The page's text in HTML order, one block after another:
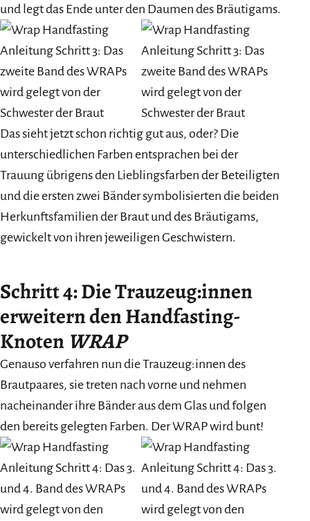
und legt das Ende unter den Daumen des Bräutigams.
Das sieht jetzt schon richtig gut aus, oder? Die
unterschiedlichen Farben entsprachen bei der
Trauung übrigens den Lieblingsfarben der Beteiligten
und die ersten zwei Bänder symbolisierten die beiden
Herkunftsfamilien der Braut und des Bräutigams,
gewickelt von ihren jeweiligen Geschwistern.
Schritt 4: Die Trauzeug:innen
erweitern den Handfasting-
Knoten WRAP
Genauso verfahren nun die Trauzeug:innen des
Brautpaares, sie treten nach vorne und nehmen
nacheinander ihre Bänder aus dem Glas und folgen
den bereits gelegten Farben. Der WRAP wird bunt!